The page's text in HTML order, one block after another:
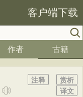
客户端下载
作者 古籍
赏析
注释
译文